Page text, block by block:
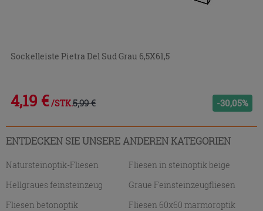
Sockelleiste Pietra Del Sud Grau 6,5X61,5
4,19 € /STK.5,99 € -30,05%
ENTDECKEN SIE UNSERE ANDEREN KATEGORIEN
Natursteinoptik-Fliesen
Fliesen in steinoptik beige
Hellgraues feinsteinzeug
Graue Feinsteinzeugfliesen
Fliesen betonoptik
Fliesen 60x60 marmoroptik